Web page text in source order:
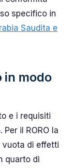
specifico in
Saudita e
in modo
e i requisiti
il RORO la
vuota di effetti
quarto di